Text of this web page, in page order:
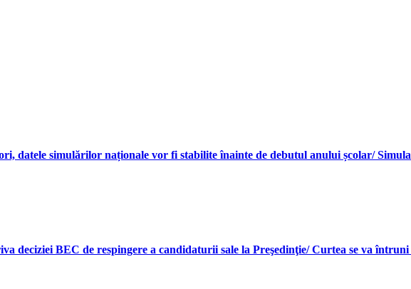
datele simulărilor naționale vor fi stabilite înainte de debutul anului școlar/
deciziei BEC de respingere a candidaturii sale la Preşedinţie/ Curtea se va